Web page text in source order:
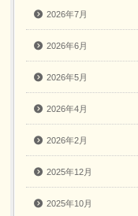
2026年7月
2026年6月
2026年5月
2026年4月
2026年2月
2025年12月
2025年10月